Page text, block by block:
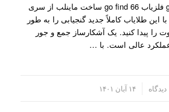
معرفی فلزیاب go find 66 فلزیاب go find 66 ساخت ماینلب از سری
این طلایاب کاملاً جدید گنجیابی را به طور
را پیدا کنید. یک آشکارساز جمع و جور
عالی است. با …
۱۴ آبان ۱۴۰۱